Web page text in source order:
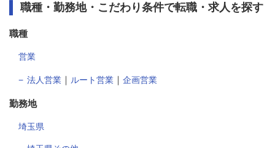
職種・勤務地・こだわり条件で転職・求人を探す
職種
営業
法人営業 ｜ ルート営業 ｜ 企画営業
勤務地
埼玉県